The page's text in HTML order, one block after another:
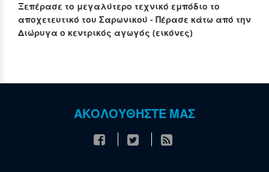
Ξεπέρασε το μεγαλύτερο τεχνικό εμπόδιο το
αποχετευτικό του Σαρωνικού - Πέρασε κάτω από την
Διώρυγα ο κεντρικός αγωγός (εικόνες)
ΑΚΟΛΟΥΘΗΣΤΕ ΜΑΣ